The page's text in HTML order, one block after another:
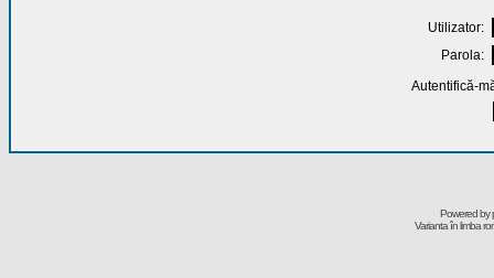
Utilizator:
Parola:
Autentifică-
Powered by
Varianta în limba